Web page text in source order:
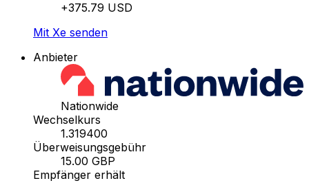
+375.79 USD
Mit Xe senden
Anbieter
Nationwide
Wechselkurs
1.319400
Überweisungsgebühr
15.00 GBP
Empfänger erhält